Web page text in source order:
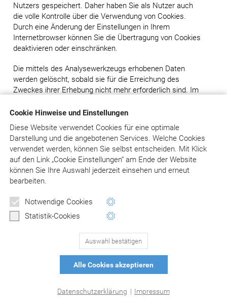
Cookie Hinweise und Einstellungen
Diese Website verwendet Cookies für eine optimale
Darstellung und die angebotenen Services. Welche Cookies
verwendet werden, können Sie selbst entscheiden. Mit Klick
aufden Link „Cookie Einstellungen“ am Ende der Website
können Sie Ihre Auswahl jederzeit einsehen und erneut
bearbeiten.
Notwendige Cookies
Statistik-Cookies
Auswahl bestätigen
Alle Cookies akzeptieren
Datenschutzerklärung | Impressum
Nutzers gespeichert. Daher haben Sie als Nutzer auch
die volle Kontrolle über die Verwendung von Cookies.
Durch eine Änderung der Einstellungen in Ihrem
Internetbrowser können Sie die Übertragung von Cookies
deaktivieren oder einschränken.
Die mittels des Analysewerkzeugs erhobenen Daten
werden gelöscht, sobald sie für die Erreichung des
Zweckes ihrer Erhebung nicht mehr erforderlich sind. Im
Internetseiten ist dies der Fall, wenn die jeweilige Sitzung
Im Falle der Speicherung der Daten in Logfiles zu
statistischen Zwecken ist eine Speicherung über einen
längeren Zeitraum möglich; darauf haben wir keinen
Einfluss. In diesem Fall werden die IP-Adressen der
Nutzer gelöscht oder verfremdet, sodass eine Zuordnung
des aufrufenden Clients nicht mehr möglich ist und somit
keine personenbezogenen Daten im Sinne der DSGVO
vorliegen.
7.5 Widerspruchs- und Beseitigungsmöglichkeit
Cookies werden auf dem Rechner des Nutzers
gespeichert. Daher haben Sie als Nutzer auch die volle
Änderung der Einstellungen in Ihrem Internetbrowser